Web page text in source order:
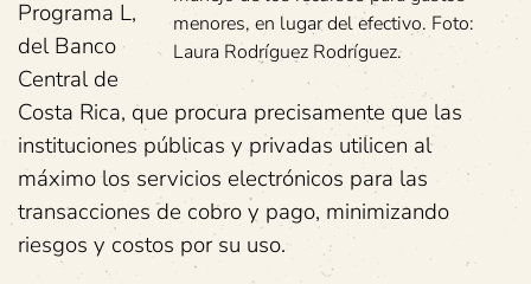
menores, en lugar del efectivo. Foto:
Laura Rodríguez Rodríguez.
Programa L,
del Banco
Central de
Costa Rica, que procura precisamente que las
instituciones públicas y privadas utilicen al
máximo los servicios electrónicos para las
transacciones de cobro y pago, minimizando
riesgos y costos por su uso.